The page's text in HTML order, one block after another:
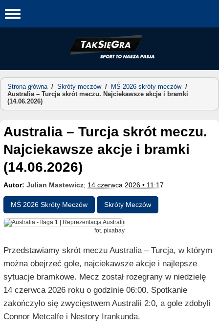
to
Strona główna/ Skróty meczów/ MŚ 2026 skróty meczów/
Australia – Turcja skrót meczu. Najciekawsze akcje i bramki
(14.06.2026)
Australia – Turcja skrót meczu.
Najciekawsze akcje i bramki
(14.06.2026)
Autor: Julian Mastewicz; 14 czerwca 2026 • 11:17
MŚ 2026 Skróty Meczów Skróty Meczów
fot. pixabay
Przedstawiamy skrót meczu Australia – Turcja, w którym
można obejrzeć gole, najciekawsze akcje i najlepsze
sytuacje bramkowe. Mecz został rozegrany w niedzielę
14 czerwca 2026 roku o godzinie 06:00. Spotkanie
zakończyło się zwycięstwem Australii 2:0, a gole zdobyli
Connor Metcalfe i Nestory Irankunda.